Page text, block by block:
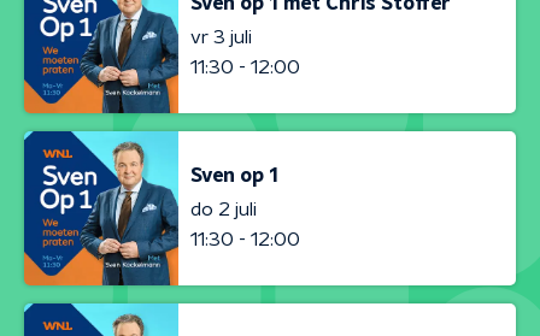
vr 3 juli
11:30 - 12:00
Sven op 1
do 2 juli
11:30 - 12:00